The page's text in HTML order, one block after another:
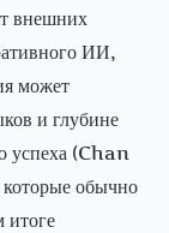
внешних
ИИ,
может
и глубине
успеха (Chan
обычно
итоге